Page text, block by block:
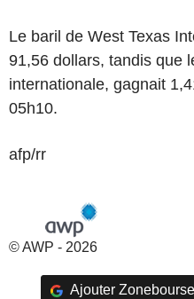
Le baril de West Texas
91,56 dollars, tandis que
internationale, gagnait
05h10.
afp/rr
© AWP - 2026
Ajouter